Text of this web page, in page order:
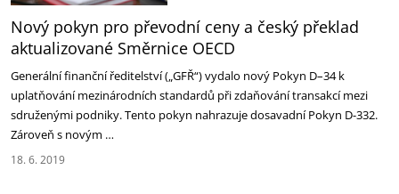
Nový pokyn pro převodní ceny a český překlad
aktualizované Směrnice OECD
Generální finanční ředitelství („GFŘ“) vydalo nový Pokyn D–34 k
uplatňování mezinárodních standardů při zdaňování transakcí mezi
sdruženými podniky. Tento pokyn nahrazuje dosavadní Pokyn D-332.
Zároveň s novým …
18. 6. 2019